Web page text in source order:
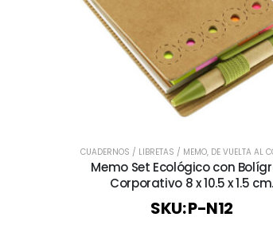
CUADERNOS / LIBRETAS / MEMO, DE VUELTA AL
Memo Set Ecológico con
Corporativo 8 x 10.5 x 1.5 cm.
SKU: P-N12